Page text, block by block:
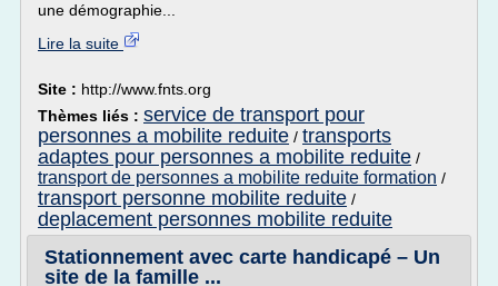
une démographie...
Lire la suite
Site : http://www.fnts.org
Thèmes liés : service de transport pour
personnes a mobilite reduite / transports
adaptes pour personnes a mobilite reduite /
transport de personnes a mobilite reduite formation /
transport personne mobilite reduite /
deplacement personnes mobilite reduite
Stationnement avec carte handicapé – Un
site de la famille ...